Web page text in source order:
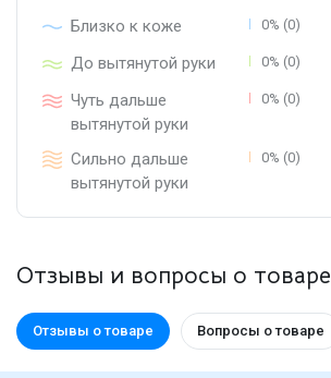
Близко к коже 0% (0)
До вытянутой руки 0% (0)
Чуть дальше
вытянутой руки
0% (0)
Сильно дальше
вытянутой руки
0% (0)
Отзывы и вопросы о товаре
Отзывы о товаре Вопросы о товаре